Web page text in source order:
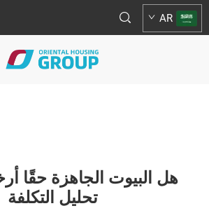
AR
هل البيوت الجاهزة حقًا
تحليل التكلفة